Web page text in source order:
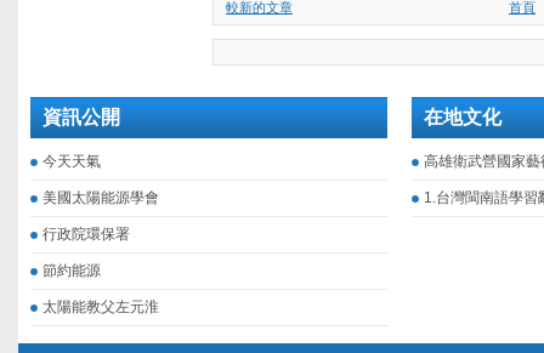
較新的文章 首頁
資訊公開
今天天氣
美國太陽能源學會
行政院環保署
節約能源
太陽能教父左元淮
在地文化
高雄衛武營國家藝
1.台灣閩南語學習